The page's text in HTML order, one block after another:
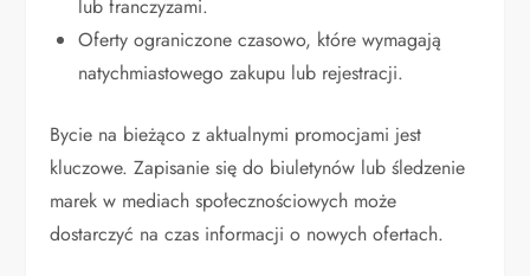
lub franczyzami.
Oferty ograniczone czasowo, które wymagają
natychmiastowego zakupu lub rejestracji.
Bycie na bieżąco z aktualnymi promocjami jest
kluczowe. Zapisanie się do biuletynów lub śledzenie
marek w mediach społecznościowych może
dostarczyć na czas informacji o nowych ofertach.